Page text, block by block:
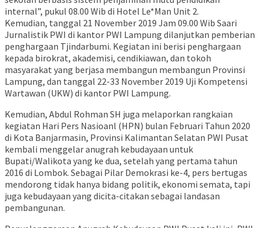
internal”, pukul 08.00 Wib di Hotel Le*Man Unit 2.
Kemudian, tanggal 21 November 2019 Jam 09.00 Wib Saari
Jurnalistik PWI di kantor PWI Lampung dilanjutkan pemberian
penghargaan Tjindarbumi. Kegiatan ini berisi penghargaan
kepada birokrat, akademisi, cendikiawan, dan tokoh
masyarakat yang berjasa membangun membangun Provinsi
Lampung, dan tanggal 22-33 November 2019 Uji Kompetensi
Wartawan (UKW) di kantor PWI Lampung.
Kemudian, Abdul Rohman SH juga melaporkan rangkaian
kegiatan Hari Pers Nasioanl (HPN) bulan Februari Tahun 2020
di Kota Banjarmasin, Provinsi Kalimantan Selatan PWI Pusat
kembali menggelar anugrah kebudayaan untuk
Bupati/Walikota yang ke dua, setelah yang pertama tahun
2016 di Lombok. Sebagai Pilar Demokrasi ke-4, pers bertugas
mendorong tidak hanya bidang politik, ekonomi semata, tapi
juga kebudayaan yang dicita-citakan sebagai landasan
pembangunan.